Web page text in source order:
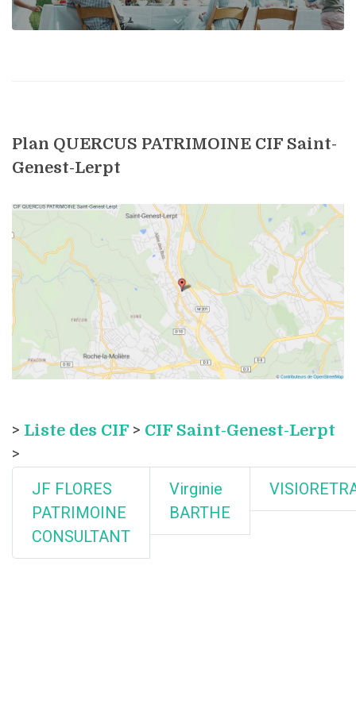
Plan QUERCUS PATRIMOINE CIF Saint-
Genest-Lerpt
> Liste des CIF > CIF Saint-Genest-Lerpt
>
JF FLORES
PATRIMOINE
CONSULTANT
Virginie
BARTHE